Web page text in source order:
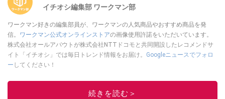
イチオシ編集部 ワークマン部
ワークマン好きの編集部員が、ワークマンの人気商品やおすすめ商品を発
信。 ワークマン公式オンラインストアの画像使用許諾をいただいています。
株式会社オールアバウトが株式会社NTTドコモと共同開設したレコメンドサ
イト「イチオシ」では毎日トレンド情報をお届け。 Googleニュースでフォロ
ー してください！
このイチオシストの他の記事を読む
続きを読む＞